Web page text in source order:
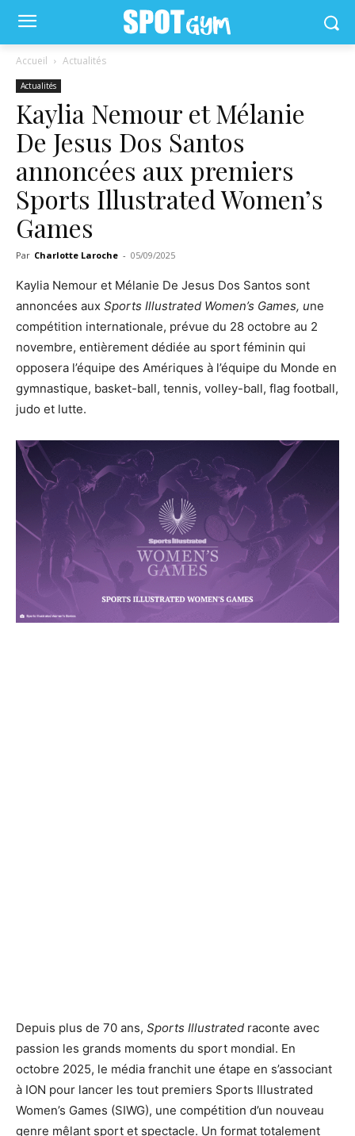
Accueil Actualités
Actualités
Kaylia Nemour et Mélanie
De Jesus Dos Santos
annoncées aux premiers
Sports Illustrated Women’s
Games
Par Charlotte Laroche - 05/09/2025
Kaylia Nemour et Mélanie De Jesus Dos Santos sont
annoncées aux Sports Illustrated Women’s Games, une
compétition internationale, prévue du 28 octobre au 2
novembre, entièrement dédiée au sport féminin qui
opposera l’équipe des Amériques à l’équipe du Monde en
gymnastique, basket-ball, tennis, volley-ball, flag football,
judo et lutte.
Depuis plus de 70 ans, Sports Illustrated raconte avec
passion les grands moments du sport mondial. En
octobre 2025, le média franchit une étape en s’associant
à ION pour lancer les tout premiers Sports Illustrated
Women’s Games (SIWG), une compétition d’un nouveau
genre mêlant sport et spectacle. Un format totalement